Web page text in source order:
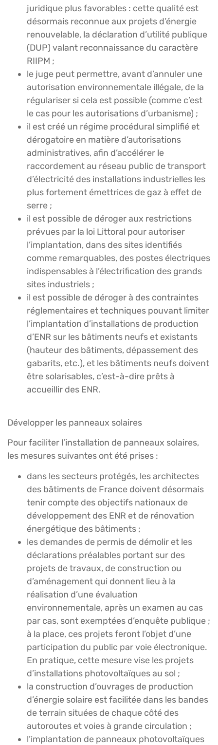
juridique plus favorables : cette qualité est
désormais reconnue aux projets d’énergie
renouvelable, la déclaration d’utilité publique
(DUP) valant reconnaissance du caractère
RIIPM ;
le juge peut permettre, avant d’annuler une
autorisation environnementale illégale, de la
régulariser si cela est possible (comme c’est
le cas pour les autorisations d’urbanisme) ;
il est créé un régime procédural simplifié et
dérogatoire en matière d’autorisations
administratives, afin d’accélérer le
raccordement au réseau public de transport
d’électricité des installations industrielles les
plus fortement émettrices de gaz à effet de
serre ;
il est possible de déroger aux restrictions
prévues par la loi Littoral pour autoriser
l’implantation, dans des sites identifiés
comme remarquables, des postes électriques
indispensables à l’électrification des grands
sites industriels ;
il est possible de déroger à des contraintes
réglementaires et techniques pouvant limiter
l’implantation d’installations de production
d’ENR sur les bâtiments neufs et existants
(hauteur des bâtiments, dépassement des
gabarits, etc.), et les bâtiments neufs doivent
être solarisables, c’est-à-dire prêts à
accueillir des ENR.
Développer les panneaux solaires
Pour faciliter l’installation de panneaux solaires,
les mesures suivantes ont été prises :
dans les secteurs protégés, les architectes
des bâtiments de France doivent désormais
tenir compte des objectifs nationaux de
développement des ENR et de rénovation
énergétique des bâtiments ;
les demandes de permis de démolir et les
déclarations préalables portant sur des
projets de travaux, de construction ou
d’aménagement qui donnent lieu à la
réalisation d’une évaluation
environnementale, après un examen au cas
par cas, sont exemptées d’enquête publique ;
à la place, ces projets feront l’objet d’une
participation du public par voie électronique.
En pratique, cette mesure vise les projets
d’installations photovoltaïques au sol ;
la construction d’ouvrages de production
d’énergie solaire est facilitée dans les bandes
de terrain situées de chaque côté des
autoroutes et voies à grande circulation ;
l’implantation de panneaux photovoltaïques